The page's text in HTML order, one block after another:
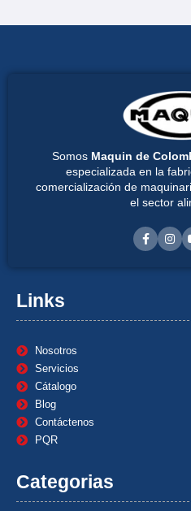
Somos Maquin de
especializada en la
comercialización de
el sector
Links
Nosotros
Servicios
Cátalogo
Blog
Contáctenos
PQR
Categorias